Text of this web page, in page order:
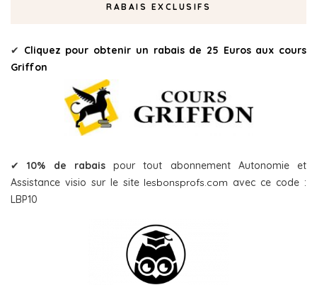
RABAIS EXCLUSIFS
✔ Cliquez pour obtenir un rabais de 25 Euros aux cours
Griffon
✔10% de rabaispour tout abonnement Autonomie et
Assistance visio sur le site lesbonsprofs.com avec ce code :
LBP10